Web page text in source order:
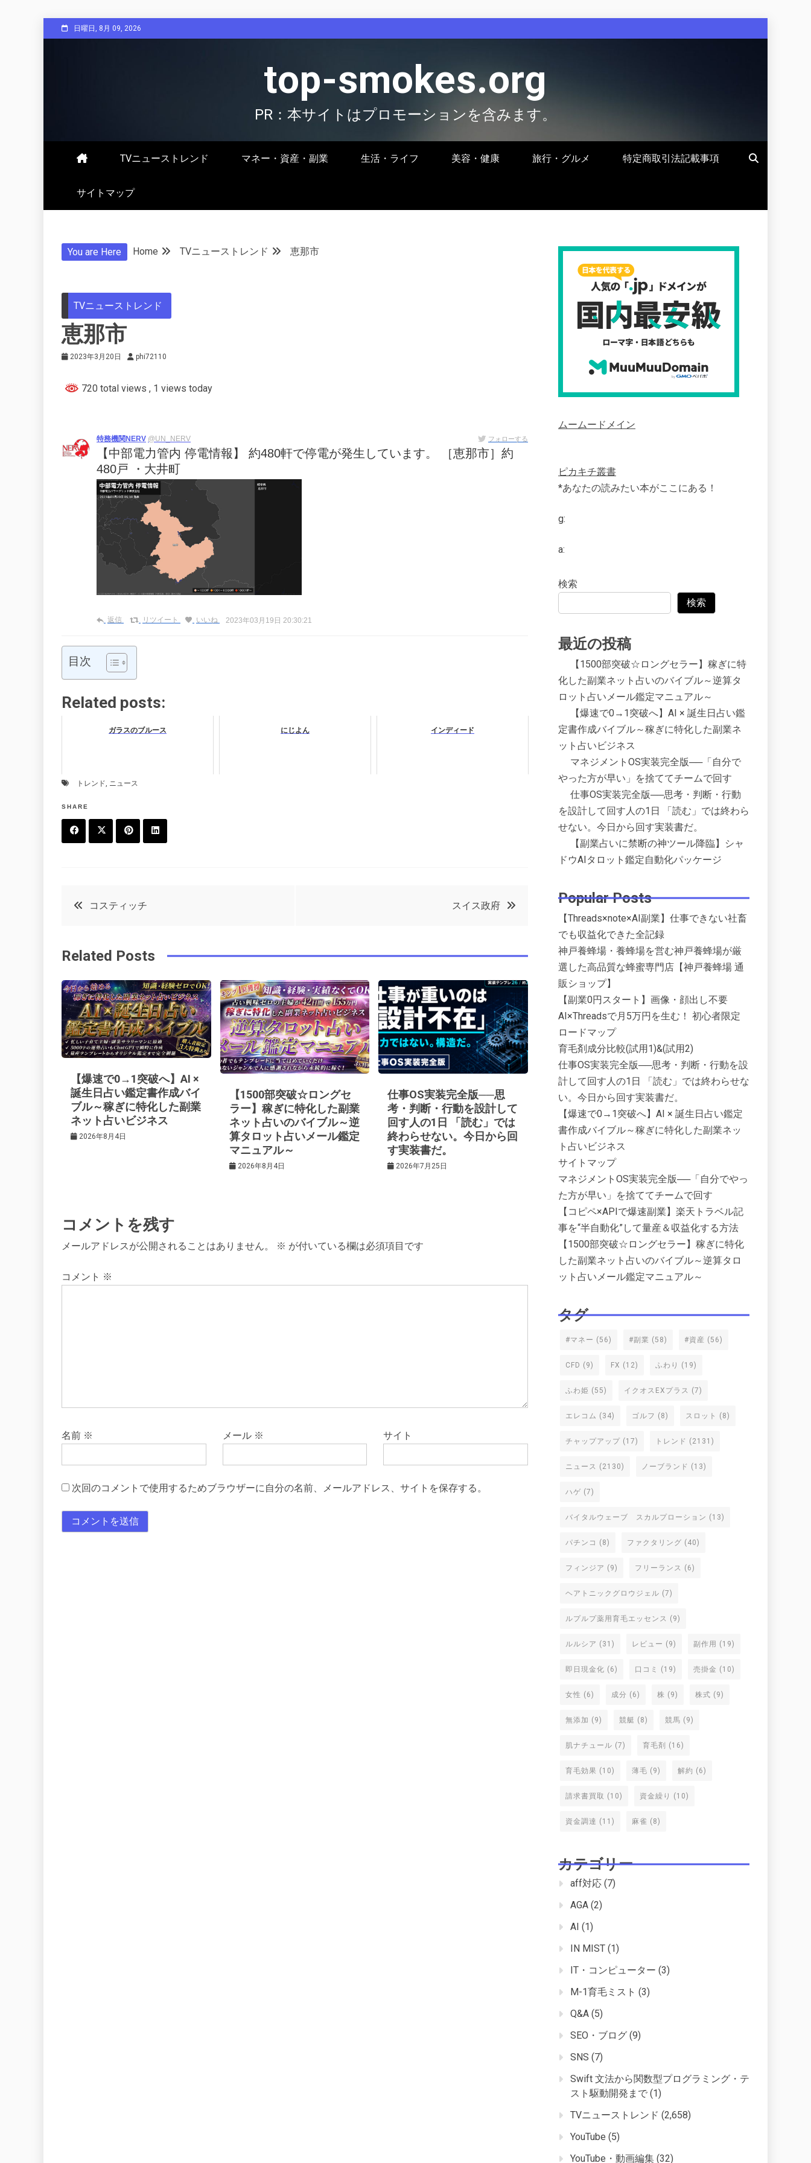
to
日曜日, 8月 09, 2026
top-smokes.org
PR：本サイトはプロモーションを含みます。
TVニューストレンド マネー・資産・副業 生活・ライフ 美容・健康 旅行・グルメ 特定商取引法記載事項
サイトマップ
You are Here Home TVニューストレンド 恵那市
TVニューストレンド
恵那市
2023年3月20日 phi72110
720 total views , 1 views today
特務機関NERV @UN_NERV フォローする
【中部電力管内 停電情報】 約480軒で停電が発生しています。 ［恵那市］約
480戸 ・大井町
返信 リツイート いいね 2023年03月19日 20:30:21
目次
Related posts:
ガラスのブルース にじよん インディード
トレンド ニュース
SHARE
o
k
t
r
e
t
in
投
ナ
ビ
ゲ
ー
シ
ョ
コスティッチ スイス政府
Related Posts
【爆速で0→1突破へ】AI ×
誕生日占い鑑定書作成バイ
ブル～稼ぎに特化した副業
ネット占いビジネス
2026年8月4日
【1500部突破☆ロングセ
ラー】稼ぎに特化した副業
ネット占いのバイブル～逆
算タロット占いメール鑑定
マニュアル～
2026年8月4日
仕事OS実装完全版──思
考・判断・行動を設計して
回す人の1日 「読む」では
終わらせない。今日から回
す実装書だ。
2026年7月25日
コメントを残す
メールアドレスが公開されることはありません。 ※ が付いている欄は必須項目です
コメント ※
名前 ※ メール ※ サイト
次回のコメントで使用するためブラウザーに自分の名前、メールアドレス、サイトを保存する。
ムームードメイン
ピカキチ叢書
*あなたの読みたい本がここにある！
g:
a:
検索
検索
最近の投稿
【1500部突破☆ロングセラー】稼ぎに特
化した副業ネット占いのバイブル～逆算タ
ロット占いメール鑑定マニュアル～
【爆速で0→1突破へ】AI × 誕生日占い鑑
定書作成バイブル～稼ぎに特化した副業ネ
ット占いビジネス
マネジメントOS実装完全版──「自分で
やった方が早い」を捨ててチームで回す
仕事OS実装完全版──思考・判断・行動
を設計して回す人の1日 「読む」では終わら
せない。今日から回す実装書だ。
【副業占いに禁断の神ツール降臨】シャ
ドウAIタロット鑑定自動化パッケージ
Popular Posts
【Threads×note×AI副業】仕事できない社畜
でも収益化できた全記録
神戸養蜂場・養蜂場を営む神戸養蜂場が厳
選した高品質な蜂蜜専門店【神戸養蜂場 通
販ショップ】
【副業0円スタート】画像・顔出し不要
AI×Threadsで月5万円を生む！ 初心者限定
ロードマップ
育毛剤成分比較(試用1)&(試用2)
仕事OS実装完全版──思考・判断・行動を設
計して回す人の1日 「読む」では終わらせな
い。今日から回す実装書だ。
【爆速で0→1突破へ】AI × 誕生日占い鑑定
書作成バイブル～稼ぎに特化した副業ネッ
ト占いビジネス
サイトマップ
マネジメントOS実装完全版──「自分でやっ
た方が早い」を捨ててチームで回す
【コピペ×APIで爆速副業】楽天トラベル記
事を“半自動化”して量産＆収益化する方法
【1500部突破☆ロングセラー】稼ぎに特化
した副業ネット占いのバイブル～逆算タロ
ット占いメール鑑定マニュアル～
タグ
#マネー (56) #副業 (58) #資産 (56)
CFD (9) FX (12) ふわり (19)
ふわ姫 (55) イクオスEXプラス (7)
エレコム (34) ゴルフ (8) スロット (8)
チャップアップ (17) トレンド (2131)
ニュース (2130) ノーブランド (13)
ハゲ (7)
バイタルウェーブ スカルプローション (13)
パチンコ (8) ファクタリング (40)
フィンジア (9) フリーランス (6)
ヘアトニックグロウジェル (7)
ルプルプ薬用育毛エッセンス (9)
ルルシア (31) レビュー (9) 副作用 (19)
即日現金化 (6) 口コミ (19) 売掛金 (10)
女性 (6) 成分 (6) 株 (9) 株式 (9)
無添加 (9) 競艇 (8) 競馬 (9)
肌ナチュール (7) 育毛剤 (16)
育毛効果 (10) 薄毛 (9) 解約 (6)
請求書買取 (10) 資金繰り (10)
資金調達 (11) 麻雀 (8)
カテゴリー
aff対応 (7)
AGA (2)
AI (1)
IN MIST (1)
IT・コンピューター (3)
M-1育毛ミスト (3)
Q&A (5)
SEO・ブログ (9)
SNS (7)
Swift 文法から関数型プログラミング・テ
スト駆動開発まで (1)
TVニューストレンド (2,658)
YouTube (5)
YouTube・動画編集 (32)